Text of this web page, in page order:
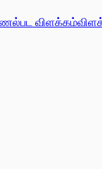
பட விளக்கம்